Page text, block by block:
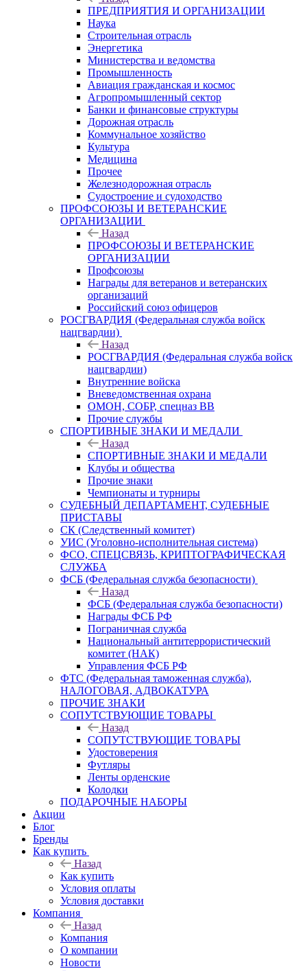
ПРЕДПРИЯТИЯ И ОРГАНИЗАЦИИ
Наука
Строительная отрасль
Энергетика
Министерства и ведомства
Промышленность
Авиация гражданская и космос
Агропромышленный сектор
Банки и финансовые структуры
Дорожная отрасль
Коммунальное хозяйство
Культура
Медицина
Прочее
Железнодорожная отрасль
Судостроение и судоходство
ПРОФСОЮЗЫ И ВЕТЕРАНСКИЕ
ОРГАНИЗАЦИИ
Назад
ПРОФСОЮЗЫ И ВЕТЕРАНСКИЕ
ОРГАНИЗАЦИИ
Профсоюзы
Награды для ветеранов и ветеранских
организаций
Российский союз офицеров
РОСГВАРДИЯ (Федеральная служба войск
нацгвардии)
Назад
РОСГВАРДИЯ (Федеральная служба войск
нацгвардии)
Внутренние войска
Вневедомственная охрана
ОМОН, СОБР, спецназ ВВ
Прочие службы
СПОРТИВНЫЕ ЗНАКИ И МЕДАЛИ
Назад
СПОРТИВНЫЕ ЗНАКИ И МЕДАЛИ
Клубы и общества
Прочие знаки
Чемпионаты и турниры
СУДЕБНЫЙ ДЕПАРТАМЕНТ, СУДЕБНЫЕ
ПРИСТАВЫ
СК (Следственный комитет)
УИС (Уголовно-исполнительная система)
ФСО, СПЕЦСВЯЗЬ, КРИПТОГРАФИЧЕСКАЯ
СЛУЖБА
ФСБ (Федеральная служба безопасности)
Назад
ФСБ (Федеральная служба безопасности)
Награды ФСБ РФ
Пограничная служба
Национальный антитеррористический
комитет (НАК)
Управления ФСБ РФ
ФТС (Федеральная таможенная служба),
НАЛОГОВАЯ, АДВОКАТУРА
ПРОЧИЕ ЗНАКИ
СОПУТСТВУЮЩИЕ ТОВАРЫ
Назад
СОПУТСТВУЮЩИЕ ТОВАРЫ
Удостоверения
Футляры
Ленты орденские
Колодки
ПОДАРОЧНЫЕ НАБОРЫ
Акции
Блог
Бренды
Как купить
Назад
Как купить
Условия оплаты
Условия доставки
Компания
Назад
Компания
О компании
Новости